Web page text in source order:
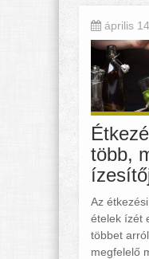
április
több,
Az
ételek ízét
többet
megfelelő